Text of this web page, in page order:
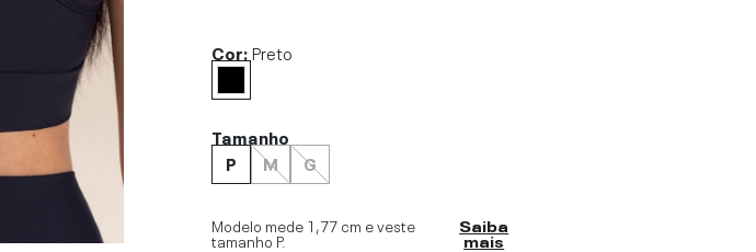
Cor:Preto
Tamanho
P
M G
Modelo mede 1,77 cm e veste
tamanho P.
Saiba
mais